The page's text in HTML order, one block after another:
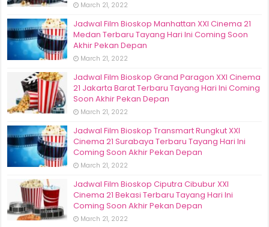
March 21, 2022
Jadwal Film Bioskop Manhattan XXI Cinema 21
Medan Terbaru Tayang Hari Ini Coming Soon
Akhir Pekan Depan
March 21, 2022
Jadwal Film Bioskop Grand Paragon XXI Cinema
21 Jakarta Barat Terbaru Tayang Hari Ini Coming
Soon Akhir Pekan Depan
March 21, 2022
Jadwal Film Bioskop Transmart Rungkut XXI
Cinema 21 Surabaya Terbaru Tayang Hari Ini
Coming Soon Akhir Pekan Depan
March 21, 2022
Jadwal Film Bioskop Ciputra Cibubur XXI
Cinema 21 Bekasi Terbaru Tayang Hari Ini
Coming Soon Akhir Pekan Depan
March 21, 2022